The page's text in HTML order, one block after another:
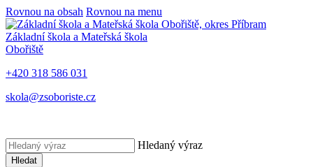
Rovnou na obsah Rovnou na menu
Základní škola a Mateřská škola
Obořiště
+420 318 586 031
skola@zsoboriste.cz
Hledaný výraz
Hledat